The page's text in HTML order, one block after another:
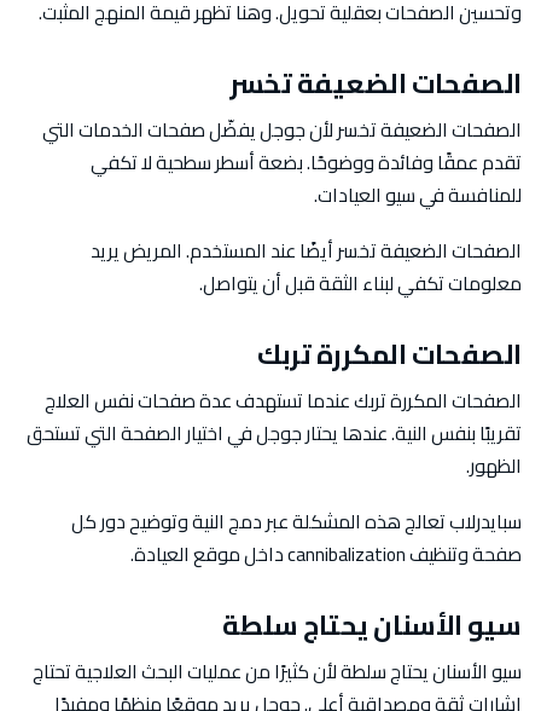
وتحسين الصفحات بعقلية تحويل. وهنا تظهر قيمة المنهج المثبت.
الصفحات الضعيفة تخسر
الصفحات الضعيفة تخسر لأن جوجل يفضّل صفحات الخدمات التي
تقدم عمقًا وفائدة ووضوحًا. بضعة أسطر سطحية لا تكفي
للمنافسة في سيو العيادات.
الصفحات الضعيفة تخسر أيضًا عند المستخدم. المريض يريد
معلومات تكفي لبناء الثقة قبل أن يتواصل.
الصفحات المكررة تربك
الصفحات المكررة تربك عندما تستهدف عدة صفحات نفس العلاج
تقريبًا بنفس النية. عندها يحتار جوجل في اختيار الصفحة التي تستحق
الظهور.
سبايدرلاب تعالج هذه المشكلة عبر دمج النية وتوضيح دور كل
صفحة وتنظيف cannibalization داخل موقع العيادة.
سيو الأسنان يحتاج سلطة
سيو الأسنان يحتاج سلطة لأن كثيرًا من عمليات البحث العلاجية تحتاج